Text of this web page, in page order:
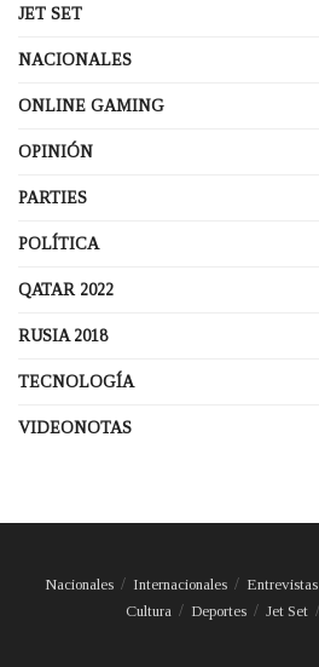
JET SET
NACIONALES
ONLINE GAMING
OPINIÓN
PARTIES
POLÍTICA
QATAR 2022
RUSIA 2018
TECNOLOGÍA
VIDEONOTAS
Nacionales Internacionales Entrevistas
Cultura
Deportes Jet Set